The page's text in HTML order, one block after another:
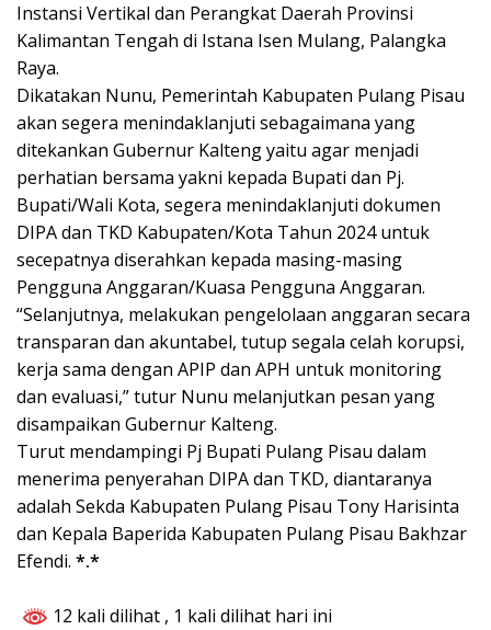
Instansi Vertikal dan Perangkat Daerah Provinsi
Kalimantan Tengah di Istana Isen Mulang, Palangka
Raya.
Dikatakan Nunu, Pemerintah Kabupaten Pulang Pisau
akan segera menindaklanjuti sebagaimana yang
ditekankan Gubernur Kalteng yaitu agar menjadi
perhatian bersama yakni kepada Bupati dan Pj.
Bupati/Wali Kota, segera menindaklanjuti dokumen
DIPA dan TKD Kabupaten/Kota Tahun 2024 untuk
secepatnya diserahkan kepada masing-masing
Pengguna Anggaran/Kuasa Pengguna Anggaran.
“Selanjutnya, melakukan pengelolaan anggaran secara
transparan dan akuntabel, tutup segala celah korupsi,
kerja sama dengan APIP dan APH untuk monitoring
dan evaluasi,” tutur Nunu melanjutkan pesan yang
disampaikan Gubernur Kalteng.
Turut mendampingi Pj Bupati Pulang Pisau dalam
menerima penyerahan DIPA dan TKD, diantaranya
adalah Sekda Kabupaten Pulang Pisau Tony Harisinta
dan Kepala Baperida Kabupaten Pulang Pisau Bakhzar
Efendi. *.*
12 kali dilihat , 1 kali dilihat hari ini